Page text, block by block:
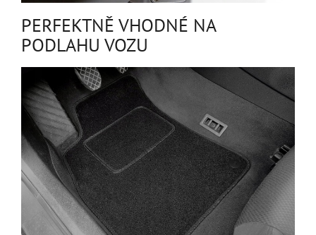
PERFEKTNĚ VHODNÉ NA
PODLAHU VOZU